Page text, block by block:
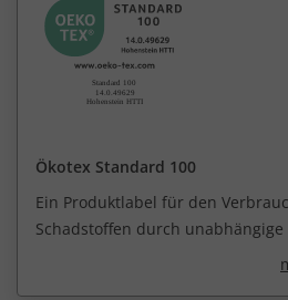
Ökotex Standard 100
Ein Produktlabel für den
Schadstoffen durch unabhängige